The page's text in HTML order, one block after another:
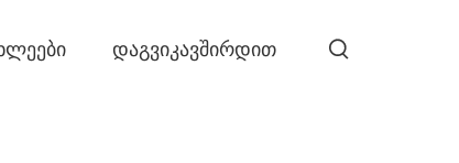
ᲓᲐᲒᲕᲘᲙᲐᲕᲨᲘᲠᲓᲘᲗ